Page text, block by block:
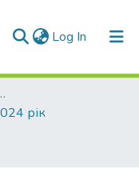
Log In (current)
СНУ ім. В. Даля
рік